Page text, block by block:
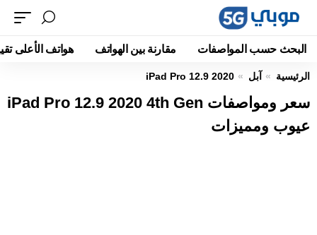
البحث حسب المواصفات مقارنة بين الهواتف هواتف الأعلى
الرئيسية آبل iPad Pro 12.9 2020
سعر ومواصفات iPad Pro 12.9 2020 4th Gen
عيوب ومميزات